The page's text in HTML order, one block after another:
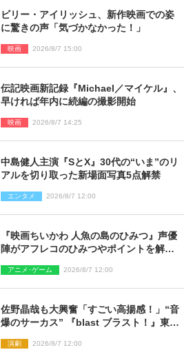
ビリー・アイリッシュ、新作映画での姿
に驚きの声「気づかなかった！」
映画 2026/8/7 15:00
伝記映画新記録『Michael／マイケル』、
早ければ年内に続編の撮影開始
映画 2026/8/7 14:25
中島健人主演『SとX』30代の“いま”のリ
アルを切り取った新場面写真5点解禁
エンタメ 2026/8/7 12:00
『映画ちいかわ 人魚の島のひみつ』声優
陣がアフレコのひみつやポイントを解
アニメ･ゲーム 2026/8/7 12:00
佐野晶哉も大興奮「すごい高揚感！」“音
爆のサーカス” 『blast ブラスト！』東京
演劇 2026/8/7 12:00